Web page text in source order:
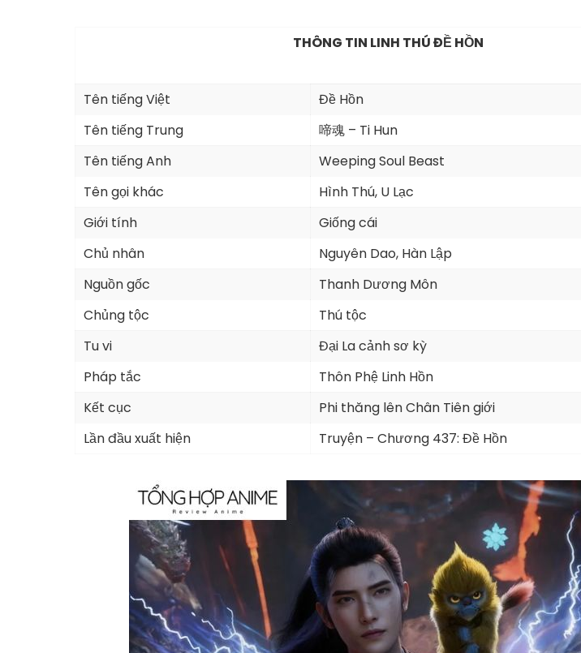
THÔNG TIN LINH THÚ ĐỀ HỒN
Tên tiếng Việt
Đề Hồn
Tên tiếng Trung
啼魂 – Ti Hun
Tên tiếng Anh
Weeping Soul Beast
Tên gọi khác
Hình Thú, U Lạc
Giới tính
Giống cái
Chủ nhân
Nguyên Dao, Hàn Lập
Nguồn gốc
Thanh Dương Môn
Chủng tộc
Thú tộc
Tu vi
Đại La cảnh sơ kỳ
Pháp tắc
Thôn Phệ Linh Hồn
Kết cục
Phi thăng lên Chân Tiên giới
Lần đầu xuất hiện
Truyện – Chương 437: Đề Hồn